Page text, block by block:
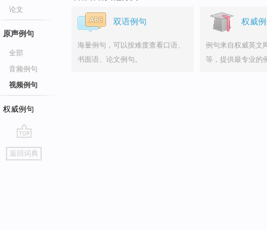
论文
原声例句
全部
音频例句
视频例句
权威例句
go
top
返回词典
双语例句
海量例句，可以按难度查看口语、
书面语、论文例句。
权威
例句来自权威英文
等，提供最专业的